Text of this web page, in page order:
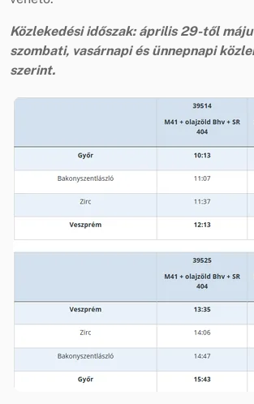
Közlekedési időszak: április 29-től
szombati, vasárnapi és ünnepnapi
szerint.